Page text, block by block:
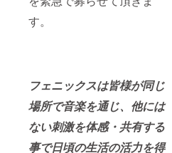
す。
フェニックスは皆様が同じ
場所で音楽を通じ、他には
ない刺激を体感・共有する
事で日頃の生活の活力を得